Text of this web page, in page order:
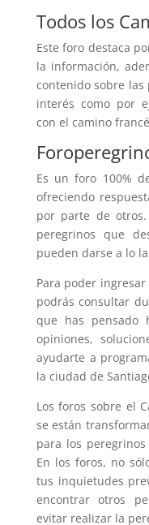
Todos los
Este foro destaca
la información,
contenido sobre las
interés como por
con el camino
Es un foro 100%
ofreciendo
por parte de
peregrinos que
pueden darse a lo
Para poder
podrás consultar
que has pensado
opiniones,
ayudarte a
la ciudad de
Los foros sobre el
se están
para los
En los foros, no
tus inquietudes
encontrar otros
evitar realizar la